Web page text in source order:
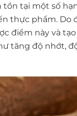
tại một số
thực phẩm. Do
điểm này và
tăng độ nhớt,